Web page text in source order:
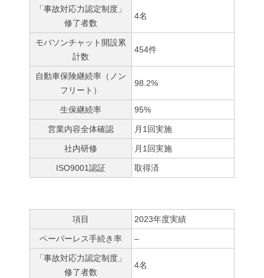
「事故対応力認定制度」
修了者数
4名
モバソンチャット開設累
計数
454件
自動車保険継続率（ノン
フリート）
98.2%
生保継続率 95%
営業内容全体確認 月1回実施
社内研修 月1回実施
ISO9001認証 取得済
項目 2023年度実績
ペーパーレス手続き率 –
「事故対応力認定制度」
修了者数
4名